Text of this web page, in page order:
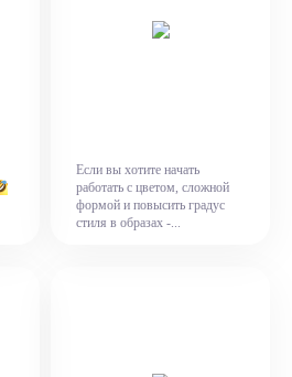
Если вы хотите начать
работать с цветом, сложной
формой и повысить градус
стиля в образах -...